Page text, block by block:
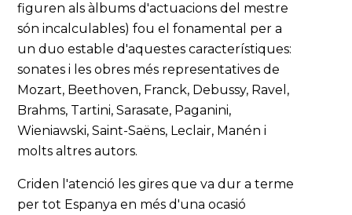
figuren als àlbums d'actuacions del mestre
són incalculables) fou el fonamental per a
un duo estable d'aquestes característiques:
sonates i les obres més representatives de
Mozart, Beethoven, Franck, Debussy, Ravel,
Brahms, Tartini, Sarasate, Paganini,
Wieniawski, Saint-Saëns, Leclair, Manén i
molts altres autors.
Criden l'atenció les gires que va dur a terme
per tot Espanya en més d'una ocasió